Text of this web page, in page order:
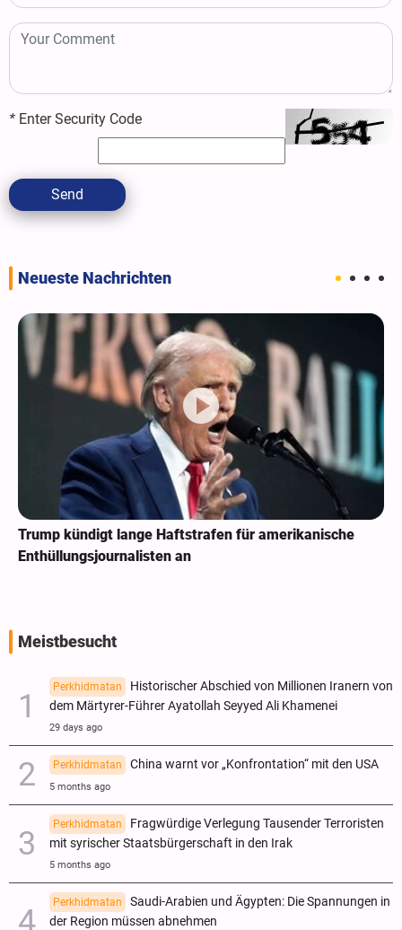
* Enter Security Code
Send
Neueste Nachrichten
Trump kündigt lange Haftstrafen für amerikanische
Enthüllungsjournalisten an
Meistbesucht
Perkhidmatan
Historischer Abschied von Millionen Iranern von
dem Märtyrer-Führer Ayatollah Seyyed Ali Khamenei
29 days ago
Perkhidmatan China warnt vor „Konfrontation“ mit den USA
5 months ago
Perkhidmatan
Fragwürdige Verlegung Tausender Terroristen
mit syrischer Staatsbürgerschaft in den Irak
5 months ago
Perkhidmatan
Saudi-Arabien und Ägypten: Die Spannungen in
der Region müssen abnehmen